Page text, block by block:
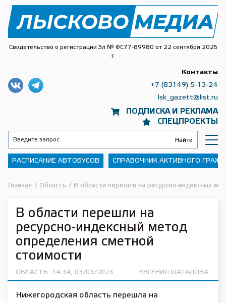
Свидетельство о регистрации Эл № ФС77-89980 от 22 сентября 2025
г.
ПОДПИСКА И РЕКЛАМА
СПЕЦПРОЕКТЫ
Контакты
+7 (83149) 5-13-24
lsk_gazett@list.ru
РАСПИСАНИЕ АВТОБУСОВ СПРАВОЧНИК АКТИВНОГО
Главная / Область / В области перешли на ресурсно-индексный
В области перешли на
ресурсно-индексный метод
определения сметной
стоимости
ОБЛАСТЬ 14:34, 03/03/2023 ЕВГЕНИЯ ШАТАЛОВА
Нижегородская область перешла на